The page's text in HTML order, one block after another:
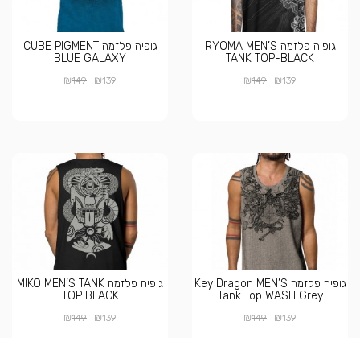
גופיה פלזמה RYOMA MEN’S
TANK TOP-BLACK
₪139
₪149
גופיה פלזמה CUBE PIGMENT
BLUE GALAXY
₪139
₪149
גופיה פלזמה Key Dragon MEN’S
Tank Top WASH Grey
₪139
₪149
גופיה פלזמה MIKO MEN’S TANK
TOP BLACK
₪139
₪149